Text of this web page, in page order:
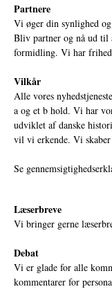
Partnere
Vi øger din synlighed
Bliv partner og nå ud til
formidling. Vi har
Vilkår
Alle vores
a og et b hold. Vi har
udviklet af danske
vil vi erkende. Vi
Se
Læserbreve
Vi bringer gerne
Debat
Vi er glade for alle
kommentarer for